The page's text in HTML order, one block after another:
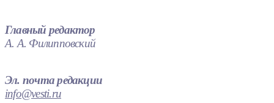
Главный редактор
А. А. Филипповский
Эл. почта редакции
info@vesti.ru